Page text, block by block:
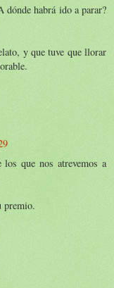
dónde habrá ido a parar?
y que tuve que llorar
que nos atrevemos a
premio.